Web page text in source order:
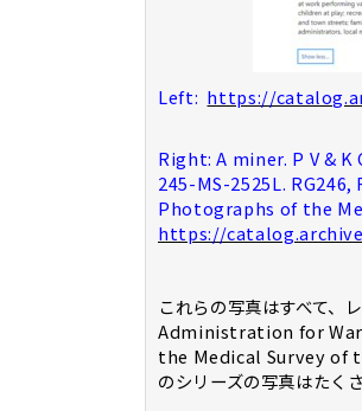
Left: https://
Right: A miner. P V &
245-MS-2525L.
Photographs of the
https://
これらの写真はすべて
Administration for War
the Medical Survey of
のシリーズの写真はたく